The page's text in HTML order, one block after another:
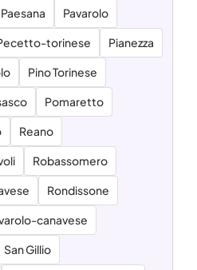
Paesana Pavarolo
torinese Pianezza
Pino Torinese
Pomaretto
Reano
Robassomero
Rondissone
canavese
San Gillio